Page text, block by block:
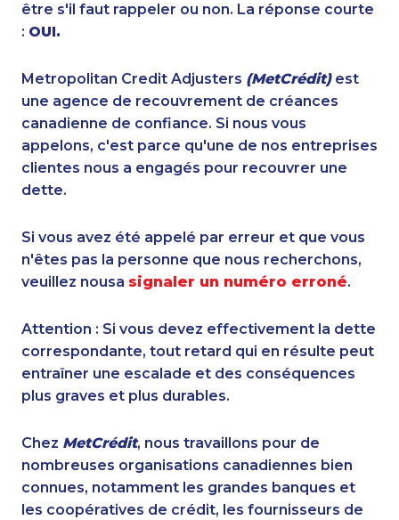
être s'il faut rappeler ou non. La réponse courte
: OUI.
Metropolitan Credit Adjusters (MetCrédit)est
une agence de recouvrement de créances
canadienne de confiance. Si nous vous
appelons, c'est parce qu'une de nos entreprises
clientes nous a engagés pour recouvrer une
dette.
Si vous avez été appelé par erreur et que vous
n'êtes pas la personne que nous recherchons,
veuillez nousa signaler un numéro erroné.
Attention : Si vous devez effectivement la dette
correspondante, tout retard qui en résulte peut
entraîner une escalade et des conséquences
plus graves et plus durables.
Chez MetCrédit, nous travaillons pour de
nombreuses organisations canadiennes bien
connues, notamment les grandes banques et
les coopératives de crédit, les fournisseurs de